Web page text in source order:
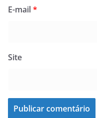
E-mail*
Site